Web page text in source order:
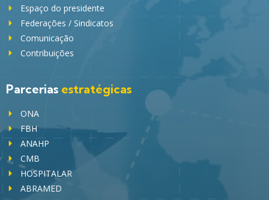
Espaço do presidente
Federações / Sindicatos
Comunicação
Contribuições
Parcerias estratégicas
ONA
FBH
ANAHP
CMB
HOSPITALAR
ABRAMED